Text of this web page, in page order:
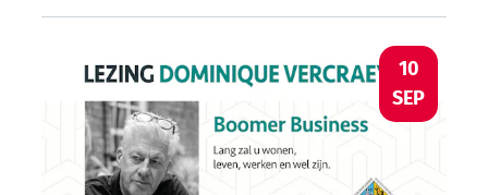
Dominique Vercraeye: Boomer business
DO
10
SEP